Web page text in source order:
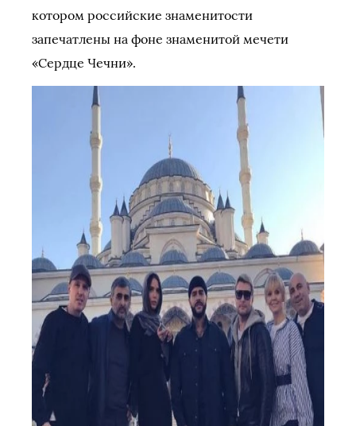
котором российские знаменитости
запечатлены на фоне знаменитой мечети
«Сердце Чечни».